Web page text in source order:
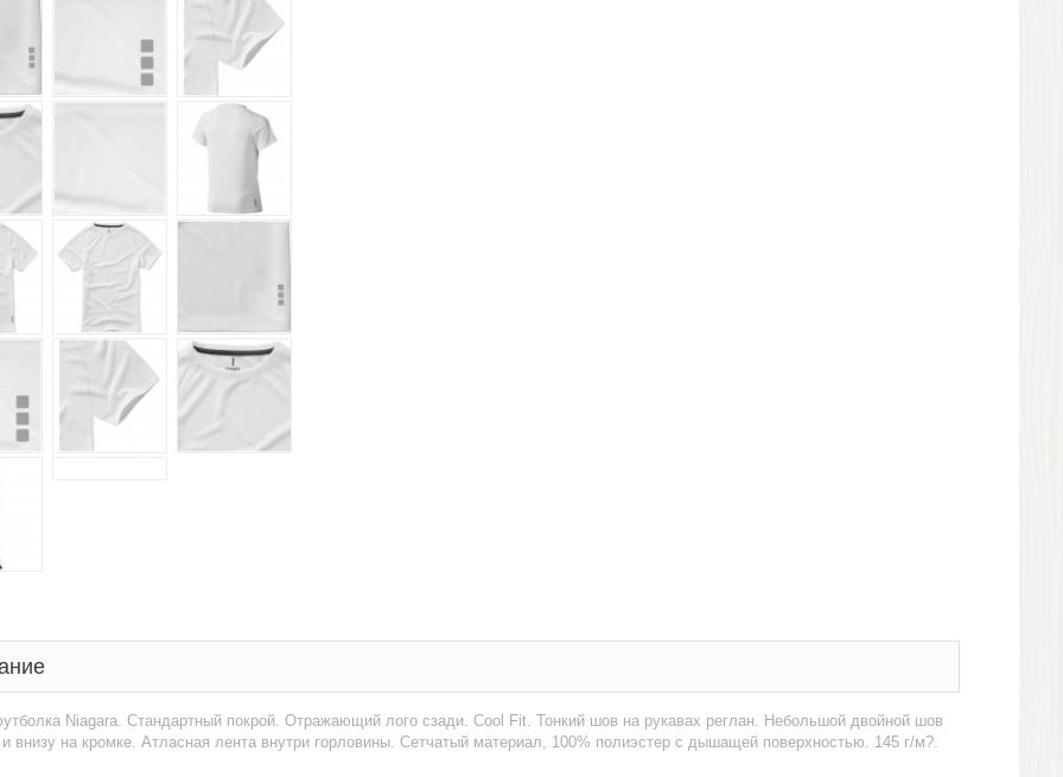
Niagara. Стандартный покрой. Отражающий лого сзади. Cool Fit. Тонкий шов на рукавах реглан. Небольшой двойной шов
и внизу на кромке. Атласная лента внутри горловины. Сетчатый материал, 100% полиэстер с дышащей поверхностью. 145 г/м?.